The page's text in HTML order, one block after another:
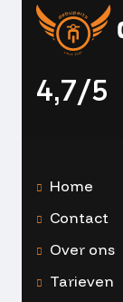
4,7/5
Home
Contact
Over ons
Tarieven